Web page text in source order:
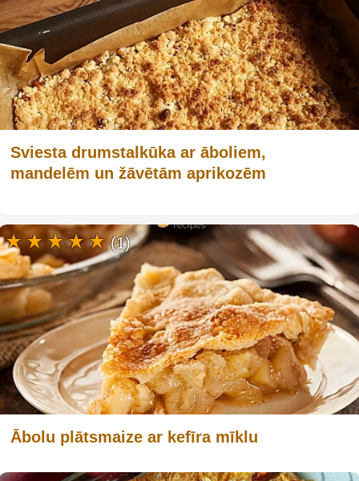
Sviesta drumstalkūka ar āboliem,
mandelēm un žāvētām aprikozēm
Ābolu plātsmaize ar kefīra mīklu
(1)